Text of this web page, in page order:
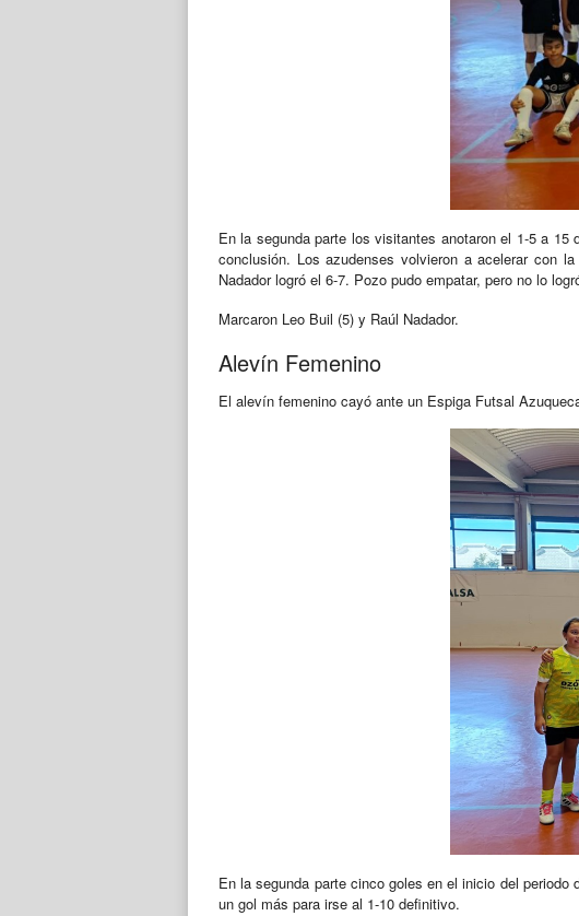
En la segunda parte los visitantes anotaron el 1-5 a
conclusión. Los azudenses volvieron a acelerar con
Nadador logró el 6-7. Pozo pudo empatar, pero no lo
Marcaron Leo Buil (5) y Raúl Nadador.
Alevín Femenino
El alevín femenino cayó ante un Espiga Futsal
En la segunda parte cinco goles en el inicio del
un gol más para irse al 1-10 definitivo.